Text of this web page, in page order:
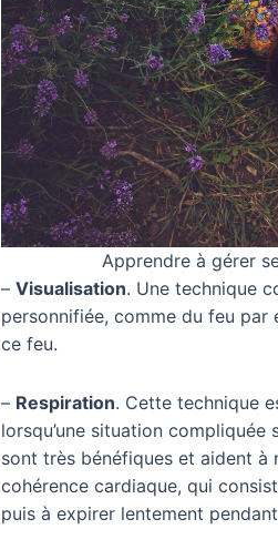
Apprendre à gérer
– Visualisation. Une technique
personnifiée, comme du feu par
ce feu.
– Respiration. Cette technique
lorsqu’une situation
sont très bénéfiques et aident à
cohérence cardiaque, qui
puis à expirer lentement